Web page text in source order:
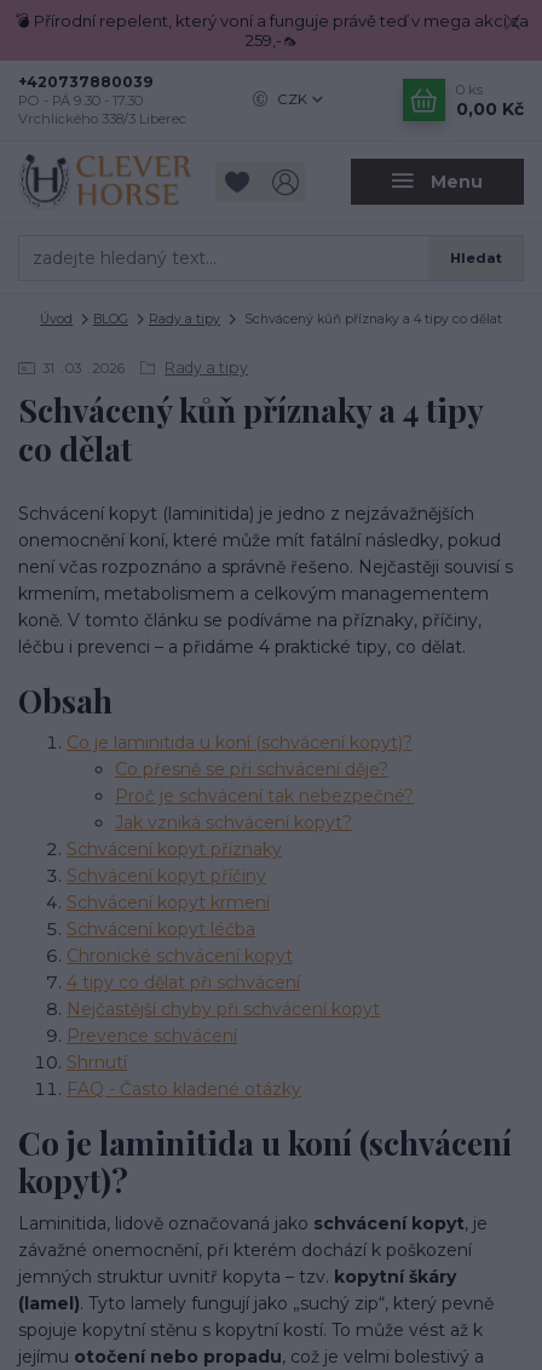
💣 Přírodní repelent, který voní a funguje právě teď v mega akci za
259,-🦟
Menu
CZK
Hledat
+420737880039
PO - PÁ 9.30 - 17.30
Vrchlického 338/3 Liberec
0 ks
0,00 Kč
Úvod BLOG Rady a tipy Schvácený kůň příznaky a 4 tipy co dělat
31 03 2026 Rady a tipy
Schvácený kůň příznaky a 4 tipy
co dělat
Schvácení kopyt (laminitida) je jedno z nejzávažnějších
onemocnění koní, které může mít fatální následky, pokud
není včas rozpoznáno a správně řešeno. Nejčastěji souvisí s
krmením, metabolismem a celkovým managementem
koně. V tomto článku se podíváme na příznaky, příčiny,
léčbu i prevenci – a přidáme 4 praktické tipy, co dělat.
Obsah
Co je laminitida u koní (schvácení kopyt)?
Co přesně se při schvácení děje?
Proč je schvácení tak nebezpečné?
Jak vzniká schvácení kopyt?
Schvácení kopyt příznaky
Schvácení kopyt příčiny
Schvácení kopyt krmení
Schvácení kopyt léčba
Chronické schvácení kopyt
4 tipy co dělat při schvácení
Nejčastější chyby při schvácení kopyt
Prevence schvácení
Shrnutí
FAQ - Často kladené otázky
Co je laminitida u koní (schvácení
kopyt)?
Laminitida, lidově označovaná jako schvácení kopyt, je
závažné onemocnění, při kterém dochází k poškození
jemných struktur uvnitř kopyta – tzv. kopytní škáry
(lamel). Tyto lamely fungují jako „suchý zip“, který pevně
spojuje kopytní stěnu s kopytní kostí. To může vést až k
jejímu otočení nebo propadu, což je velmi bolestivý a